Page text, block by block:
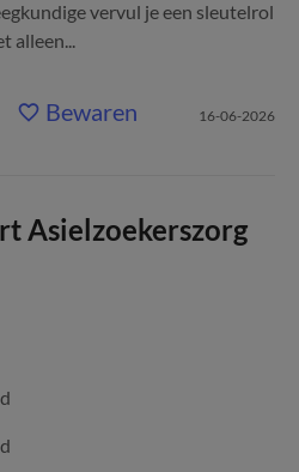
vervul je een sleutelrol
alleen...
Bewaren 16-06-2026
Asielzoekerszorg